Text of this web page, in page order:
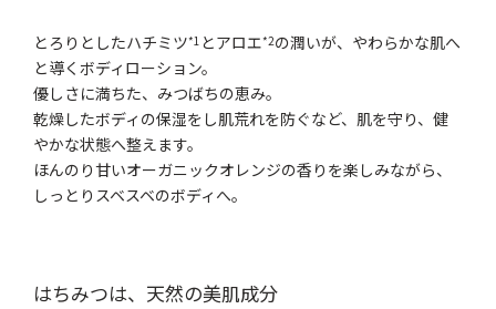
とろりとしたハチミツ*1 とアロエ*2の潤いが、やわらかな肌へ
と導くボディローション。
優しさに満ちた、みつばちの恵み。
乾燥したボディの保湿をし肌荒れを防ぐなど、肌を守り、健
やかな状態へ整えます。
ほんのり甘いオーガニックオレンジの香りを楽しみながら、
しっとりスベスベのボディへ。
はちみつは、天然の美肌成分